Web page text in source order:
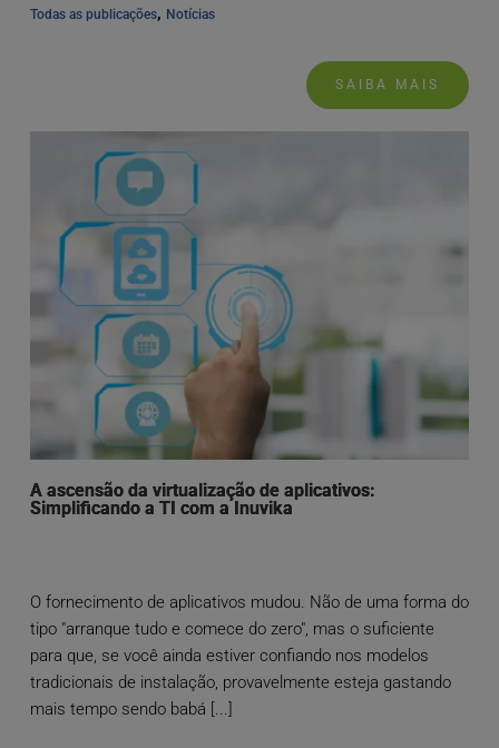
Todas as publicações, Notícias
SAIBA MAIS
A ascensão da virtualização de aplicativos:
Simplificando a TI com a Inuvika
O fornecimento de aplicativos mudou. Não de uma forma do
tipo "arranque tudo e comece do zero", mas o suficiente
para que, se você ainda estiver confiando nos modelos
tradicionais de instalação, provavelmente esteja gastando
mais tempo sendo babá [...]